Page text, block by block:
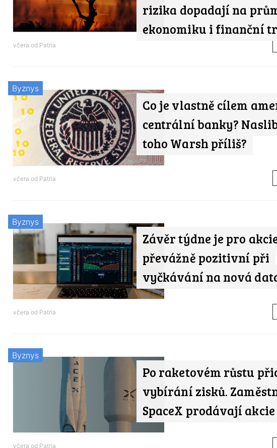
rizika dopadají na
ekonomiku i finanční
včera od Patria
Co je vlastně cílem
centrální banky?
toho Warsh příliš?
Byznys
včera od Patria
Závěr týdne je pro
převážně pozitivní při
vyčkávání na nová
Byznys
včera od Patria
Po raketovém růstu
vybírání zisků.
SpaceX prodávají akcie
Byznys
včera od Patria